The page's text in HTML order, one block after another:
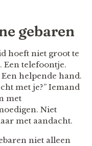
gebaren
hoeft niet groot te
Een telefoontje.
helpende hand.
met je?” Iemand
met
Niet
met aandacht.
niet alleen